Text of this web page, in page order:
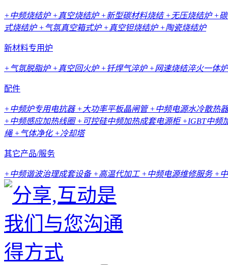
+中频烧结炉+真空烧结炉+新型碳材料烧结+无压烧结炉+
式烧结炉+气氛真空箱式炉+真空钽烧结炉+陶瓷烧结炉
新材料专用炉
+气氛脱脂炉+真空回火炉+钎焊气淬炉+网速烧结淬火一体炉
配件
+中频炉专用电抗器 +大功率平板晶闸管+中频电源水冷散热
+中频感应加热线圈+可控硅中频加热成套电源柜+IGBT中频
绳 +气体净化+冷却塔
其它产品/服务
+中频谐波治理成套设备 +高温代加工+中频电源维修服务 +